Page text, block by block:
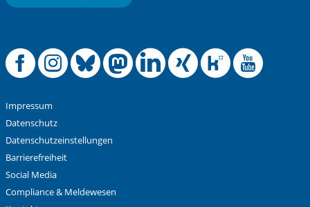
Anti-Roboter-Verifizierung
Alle Informationen zum Schutz der Daten sind sind in
unserer Datenschutzerklärung aufrufbar.
Offizielle
Offizielle
Offizielle
Offizielle
Offizielle
Impressum
Datenschutz
Datenschutzeinstellungen
Barrierefreiheit
Social Media
Compliance & Meldewesen